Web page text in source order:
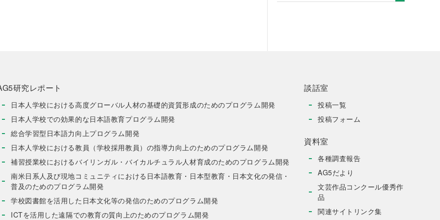
研究レポート
日本人学校における高度グローバル人材の基礎的資質形成のためのプログラム開発
日本人学校での効果的な日本語教育プログラム開発
総合学習型日本語力向上プログラム開発
日本人学校における教員（学校採用教員）の指導力向上のためのプログラム開発
補習授業校におけるバイリンガル・バイカルチュラル人材育成のためのプログラム開発
南米日系人及び現地コミュニティにおける日本語教育・日本型教育・日本文化の発信・
普及のためのプログラム開発
学校図書館を活用した日本文化等の発信のためのプログラム開発
ICTを活用した遠隔での教育の質向上のためのプログラム開発
談話室
投稿一覧
投稿フォーム
資料室
各種調査報告
AG5だより
文芸作品コンクール優秀作
品
関連サイトリンク集